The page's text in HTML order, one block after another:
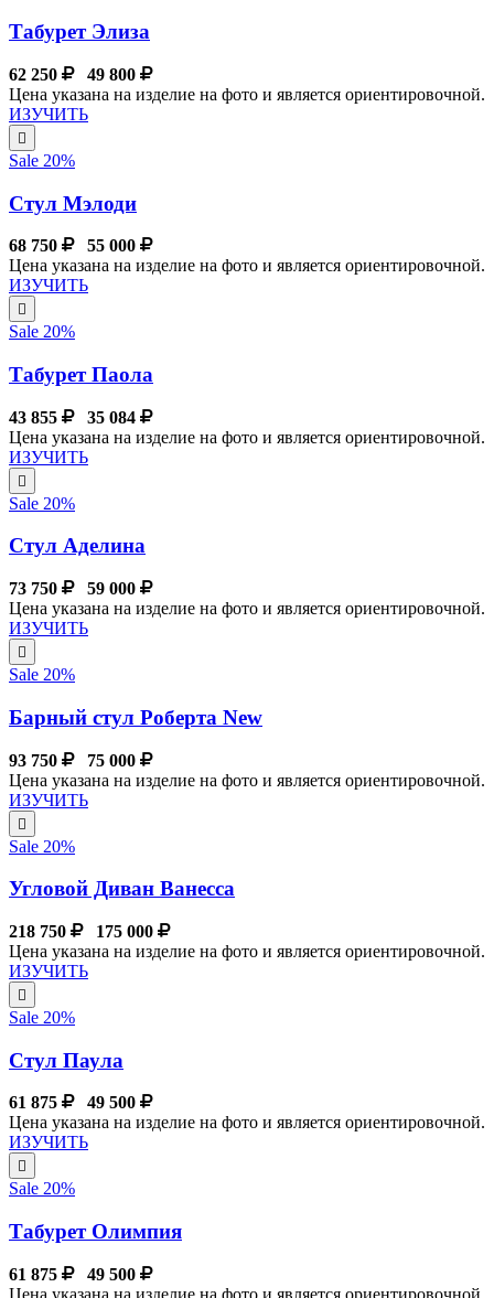
Табурет Элиза
62 250
49 800
Цена указана на изделие на фото и является ориентировочной.
ИЗУЧИТЬ
Sale 20%
Стул Мэлоди
68 750
55 000
Цена указана на изделие на фото и является ориентировочной.
ИЗУЧИТЬ
Sale 20%
Табурет Паола
43 855
35 084
Цена указана на изделие на фото и является ориентировочной.
ИЗУЧИТЬ
Sale 20%
Стул Аделина
73 750
59 000
Цена указана на изделие на фото и является ориентировочной.
ИЗУЧИТЬ
Sale 20%
Барный стул Роберта New
93 750
75 000
Цена указана на изделие на фото и является ориентировочной.
ИЗУЧИТЬ
Sale 20%
Угловой Диван Ванесса
218 750
175 000
Цена указана на изделие на фото и является ориентировочной.
ИЗУЧИТЬ
Sale 20%
Стул Паула
61 875
49 500
Цена указана на изделие на фото и является ориентировочной.
ИЗУЧИТЬ
Sale 20%
Табурет Олимпия
61 875
49 500
Цена указана на изделие на фото и является ориентировочной.